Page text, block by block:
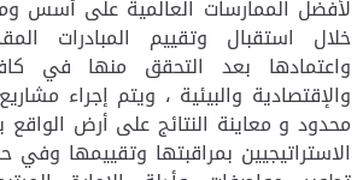
لأفضل الممارسات العالمية على أسس
خلال استقبال وتقييم المبادرات
واعتمادها بعد التحقق منها في
والإقتصادية والبيئية ، ويتم إجراء
محدود و معاينة النتائج على أرض الواقع
الاستراتيجيين بمراقبتها وتقييمها وفي